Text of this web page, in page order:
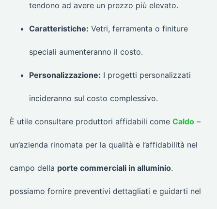
tendono ad avere un prezzo più elevato.
Caratteristiche: Vetri, ferramenta o finiture
speciali aumenteranno il costo.
Personalizzazione: I progetti personalizzati
incideranno sul costo complessivo.
È utile consultare produttori affidabili come Caldo –
un’azienda rinomata per la qualità e l’affidabilità nel
campo della porte commerciali in alluminio.
possiamo fornire preventivi dettagliati e guidarti nel